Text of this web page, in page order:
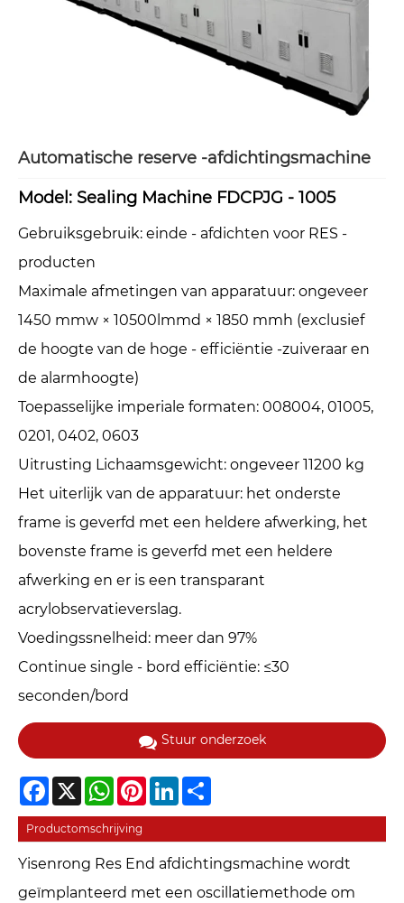
Automatische reserve -afdichtingsmachine
Model: Sealing Machine FDCPJG - 1005
Gebruiksgebruik: einde - afdichten voor RES -
producten
Maximale afmetingen van apparatuur: ongeveer
1450 mmw × 10500lmmd × 1850 mmh (exclusief
de hoogte van de hoge - efficiëntie -zuiveraar en
de alarmhoogte)
Toepasselijke imperiale formaten: 008004, 01005,
0201, 0402, 0603
Uitrusting Lichaamsgewicht: ongeveer 11200 kg
Het uiterlijk van de apparatuur: het onderste
frame is geverfd met een heldere afwerking, het
bovenste frame is geverfd met een heldere
afwerking en er is een transparant
acrylobservatieverslag.
Voedingssnelheid: meer dan 97%
Continue single - bord efficiëntie: ≤30
seconden/bord
Stuur onderzoek
Facebook
X WhatsAppPinterestLinkedIn
Productomschrijving
Yisenrong Res End afdichtingsmachine wordt
geïmplanteerd met een oscillatiemethode om